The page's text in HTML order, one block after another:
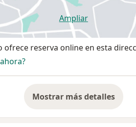
Ampliarse abre en una
ofrece reserva online en esta
Mostrar más detalles
sobre la dirección